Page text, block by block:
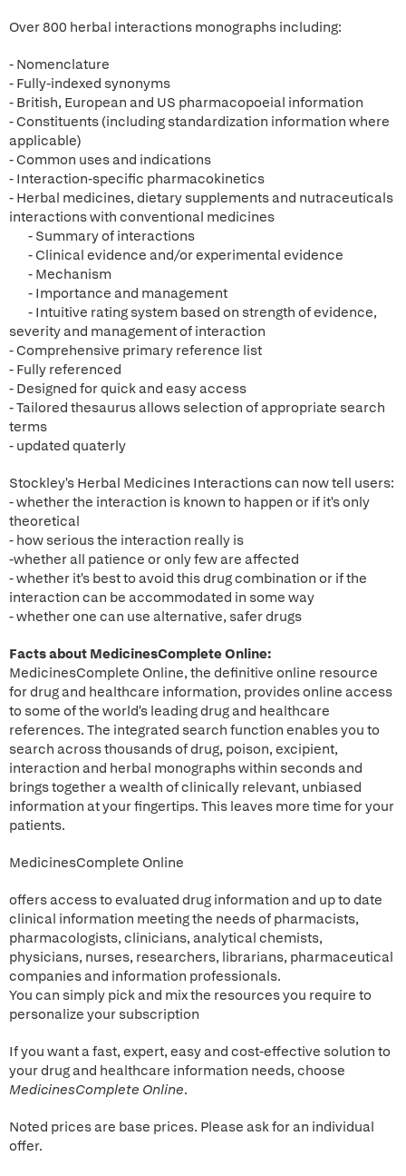
Over 800 herbal interactions monographs including:
- Nomenclature
- Fully-indexed synonyms
- British, European and US pharmacopoeial information
- Constituents (including standardization information where
applicable)
- Common uses and indications
- Interaction-specific pharmacokinetics
- Herbal medicines, dietary supplements and nutraceuticals
interactions with conventional medicines
- Summary of interactions
- Clinical evidence and/or experimental evidence
- Mechanism
- Importance and management
- Intuitive rating system based on strength of evidence,
severity and management of interaction
- Comprehensive primary reference list
- Fully referenced
- Designed for quick and easy access
- Tailored thesaurus allows selection of appropriate search
terms
- updated quaterly
Stockley's Herbal Medicines Interactions can now tell users:
- whether the interaction is known to happen or if it's only
theoretical
- how serious the interaction really is
-whether all patience or only few are affected
- whether it's best to avoid this drug combination or if the
interaction can be accommodated in some way
- whether one can use alternative, safer drugs
Facts about MedicinesComplete Online:
MedicinesComplete Online, the definitive online resource
for drug and healthcare information, provides online access
to some of the world's leading drug and healthcare
references. The integrated search function enables you to
search across thousands of drug, poison, excipient,
interaction and herbal monographs within seconds and
brings together a wealth of clinically relevant, unbiased
information at your fingertips. This leaves more time for your
patients.
MedicinesComplete Online
offers access to evaluated drug information and up to date
clinical information meeting the needs of pharmacists,
pharmacologists, clinicians, analytical chemists,
physicians, nurses, researchers, librarians, pharmaceutical
companies and information professionals.
You can simply pick and mix the resources you require to
personalize your subscription
If you want a fast, expert, easy and cost-effective solution to
your drug and healthcare information needs, choose
MedicinesComplete Online.
Noted prices are base prices. Please ask for an individual
offer.